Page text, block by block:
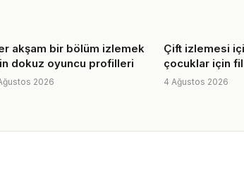
akşam bir bölüm izlemek
dokuz oyuncu profilleri
2026
Çift izlemesi
çocuklar için
4 Ağustos 2026